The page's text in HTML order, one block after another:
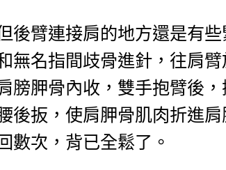
後臂連接肩的地方還是有
無名指間歧骨進針，往肩
膀胛骨內收，雙手抱臂後
後扳，使肩胛骨肌肉折進
數次，背已全鬆了。